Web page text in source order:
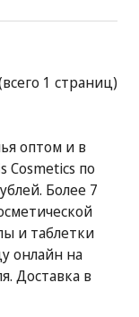
1 страниц)
оптом и в
Cosmetics по
Более 7
и таблетки
онлайн на
Доставка в